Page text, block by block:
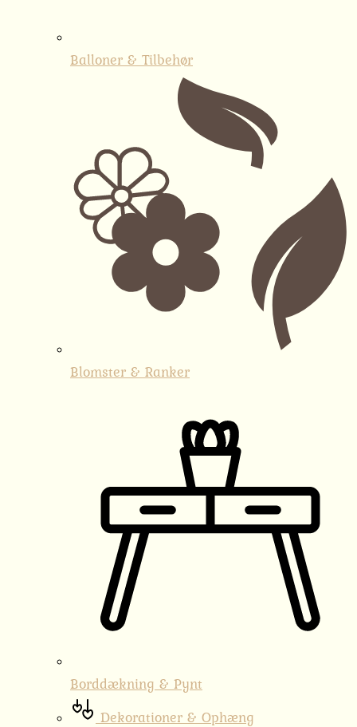
Balloner & Tilbehør
Blomster & Ranker
Borddækning & Pynt
Dekorationer & Ophæng